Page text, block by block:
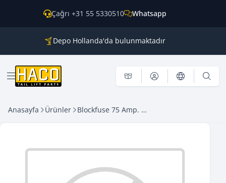
Depo Hollanda'da bulunmaktadır
Çağrı +31 55 5330510 Whatsapp
Menü aç
Anasayfa Ürünler Blockfuse 75 Amp. HACO